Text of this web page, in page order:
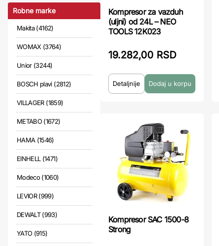
Robne marke
Makita (4162)
WOMAX (3764)
Unior (3244)
BOSCH plavi (2812)
VILLAGER (1859)
METABO (1672)
HAMA (1546)
EINHELL (1471)
Modeco (1060)
LEVIOR (999)
DEWALT (993)
YATO (915)
Kompresor za vazduh
(uljni) od 24L – NEO
TOOLS 12K023
19.282,00 RSD
Detaljnije
Kompresor SAC 1500-8
Strong